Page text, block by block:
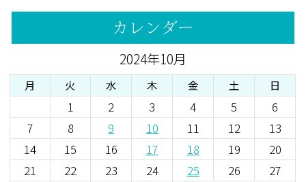
カレンダー
2024年10月
月 火 水 木 金 土 日
1 2 3 4 5
6
7
8 9 10 11 12
13
14
15 16 17 18 19
20
21
22 23 24 25 26
27